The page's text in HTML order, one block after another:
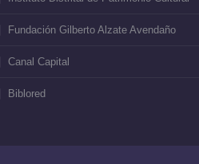
Fundación Gilberto Alzate Avendaño
Canal Capital
Biblored